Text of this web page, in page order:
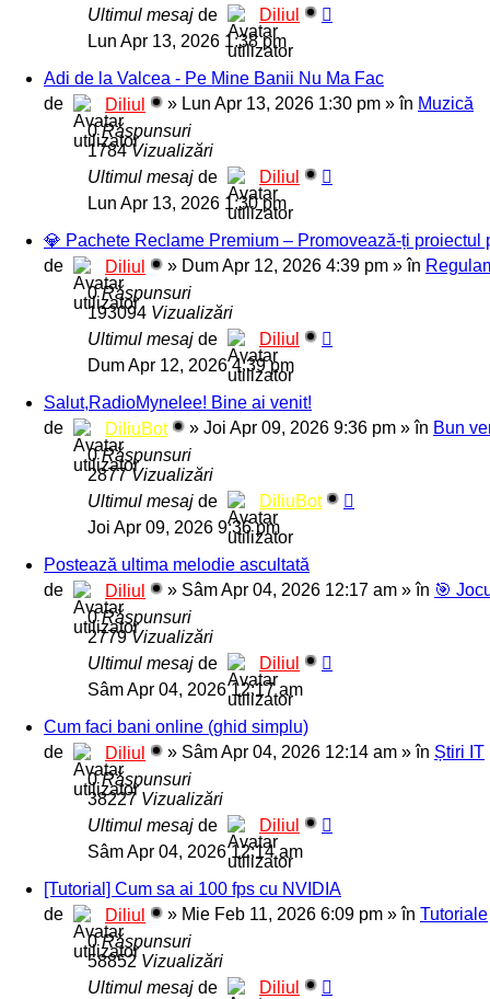
Ultimul mesaj de
Diliul
Lun Apr 13, 2026 1:38 pm
Adi de la Valcea - Pe Mine Banii Nu Ma Fac
de
Diliul » Lun Apr 13, 2026 1:30 pm » în Muzică
0Răspunsuri
1784Vizualizări
Ultimul mesaj de
Diliul
Lun Apr 13, 2026 1:30 pm
💎 Pachete Reclame Premium – Promovează-ți proiectul
de
Diliul » Dum Apr 12, 2026 4:39 pm » în
0Răspunsuri
193094 Vizualizări
Ultimul mesaj de
Diliul
Dum Apr 12, 2026 4:39 pm
Salut,RadioMynelee! Bine ai venit!
de
DiliuBot » Joi Apr 09, 2026 9:36 pm » în Bun
0Răspunsuri
2877Vizualizări
Ultimul mesaj de
DiliuBot
Joi Apr 09, 2026 9:36 pm
Postează ultima melodie ascultată
de
Diliul » Sâm Apr 04, 2026 12:17 am » în 🎯
0Răspunsuri
2779Vizualizări
Ultimul mesaj de
Diliul
Sâm Apr 04, 2026 12:17 am
Cum faci bani online (ghid simplu)
de
Diliul » Sâm Apr 04, 2026 12:14 am » în Știri IT
0Răspunsuri
38227 Vizualizări
Ultimul mesaj de
Diliul
Sâm Apr 04, 2026 12:14 am
[Tutorial] Cum sa ai 100 fps cu NVIDIA
de
Diliul » Mie Feb 11, 2026 6:09 pm » în Tutoriale
0Răspunsuri
58852 Vizualizări
Ultimul mesaj de
Diliul